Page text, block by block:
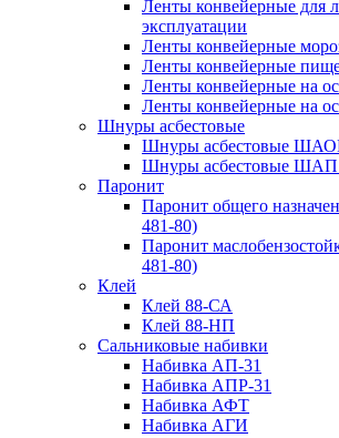
Ленты конвейерные для
эксплуатации
Ленты конвейерные
Ленты конвейерные
Ленты конвейерные на
Ленты конвейерные на
Шнуры асбестовые
Шнуры асбестовые
Шнуры асбестовые
Паронит
Паронит общего
481-80)
Паронит
481-80)
Клей
Клей 88-СА
Клей 88-НП
Сальниковые набивки
Набивка АП-31
Набивка АПР-31
Набивка АФТ
Набивка АГИ